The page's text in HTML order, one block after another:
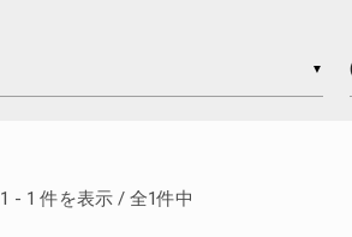
▼
1 - 1 件を表示 / 全1件中